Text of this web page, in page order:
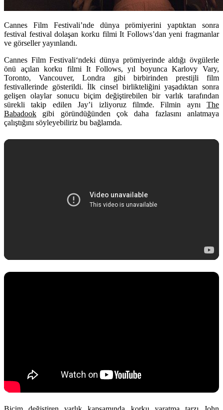
Cannes Film Festivali’nde dünya prömiyerini yaptıktan sonra
festival festival dolaşan korku filmi It Follows’dan yeni fragmanlar
ve görseller yayınlandı.
Cannes Film Festivali‘ndeki dünya prömiyerinde aldığı övgülerle
önü açılan korku filmiIt Follows, yıl boyuncaKarlovy Vary,
Toronto, Vancouver, Londra gibi birbirinden prestijli film
festivallerinde gösterildi. İlk cinsel birlikteliğini yaşadıktan sonra
gelişen olaylar sonucu biçim değiştirebilen bir varlık tarafından
sürekli takip edilen Jay’i izliyoruz filmde. Filmin aynı The
Babadook gibi göründüğünden çok daha fazlasını anlatmaya
çalıştığını söyleyebiliriz bu bağlamda.